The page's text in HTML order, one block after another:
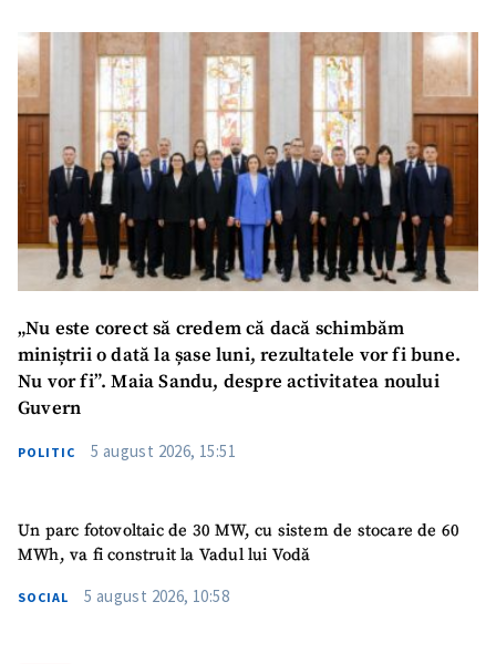
„Nu este corect să credem că dacă schimbăm
miniștrii o dată la șase luni, rezultatele vor fi bune.
Nu vor fi”. Maia Sandu, despre activitatea noului
Guvern
POLITIC 5 august 2026, 15:51
Un parc fotovoltaic de 30 MW, cu sistem de stocare de 60
MWh, va fi construit la Vadul lui Vodă
SOCIAL 5 august 2026, 10:58